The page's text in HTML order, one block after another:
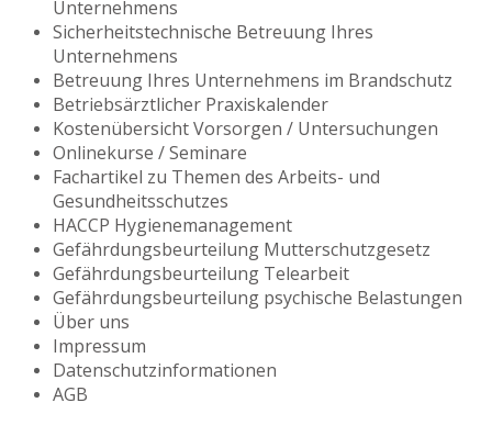
Unternehmens
Sicherheitstechnische Betreuung Ihres
Unternehmens
Betreuung Ihres Unternehmens im Brandschutz
Betriebsärztlicher Praxiskalender
Kostenübersicht Vorsorgen / Untersuchungen
Onlinekurse / Seminare
Fachartikel zu Themen des Arbeits- und
Gesundheitsschutzes
HACCP Hygienemanagement
Gefährdungsbeurteilung Mutterschutzgesetz
Gefährdungsbeurteilung Telearbeit
Gefährdungsbeurteilung psychische Belastungen
Über uns
Impressum
Datenschutzinformationen
AGB